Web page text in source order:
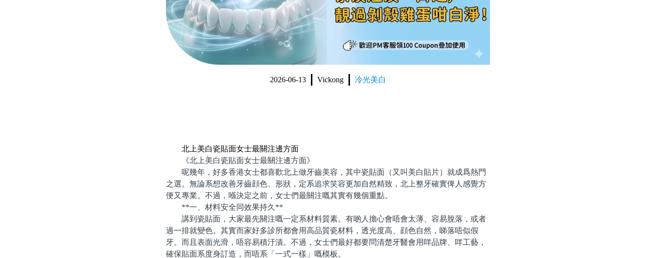
2026-06-13 Vickong 冷光美白
北上美白瓷貼面女士最關注邊方面
《北上美白瓷貼面女士最關注邊方面》
呢幾年，好多香港女士都喜歡北上做牙齒美容，其中瓷貼面（又叫美白貼片）就成爲熱門
之選。無論系想改善牙齒顔色、形狀，定系追求笑容更加自然精致，北上整牙確實俾人感覺方
便又專業。不過，喺決定之前，女士們最關注嘅其實有幾個重點。
**一、材料安全同效果持久**
講到瓷貼面，大家最先關注嘅一定系材料質素。有啲人擔心會唔會太薄、容易脫落，或者
過一排就變色。其實而家好多診所都會用高品質瓷材料，透光度高、顔色自然，睇落唔似假
牙。而且表面光滑，唔容易積汙漬。不過，女士們最好都要問清楚牙醫會用咩品牌、咩工藝，
確保貼面系度身訂造，而唔系「一式一樣」嘅模板。